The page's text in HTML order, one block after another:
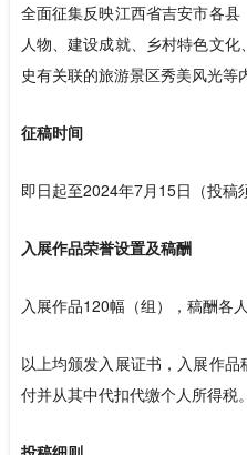
全面征集反映江西省吉安市各
人物、建设成就、乡村特色文
史有关联的旅游景区秀美风光等
征稿时间
即日起至2024年7月15日（投稿
入展作品荣誉设置及稿酬
入展作品120幅（组），稿酬各
以上均颁发入展证书，入展作
付并从其中代扣代缴个人所得税。